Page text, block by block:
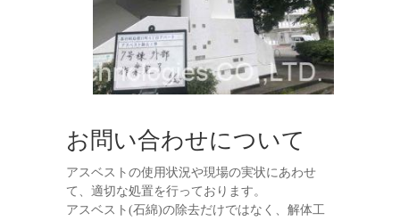
お問い合わせについて
アスベストの使用状況や現場の実状にあわせ
て、適切な処置を行っております。
アスベスト(石綿)の除去だけではなく、解体工